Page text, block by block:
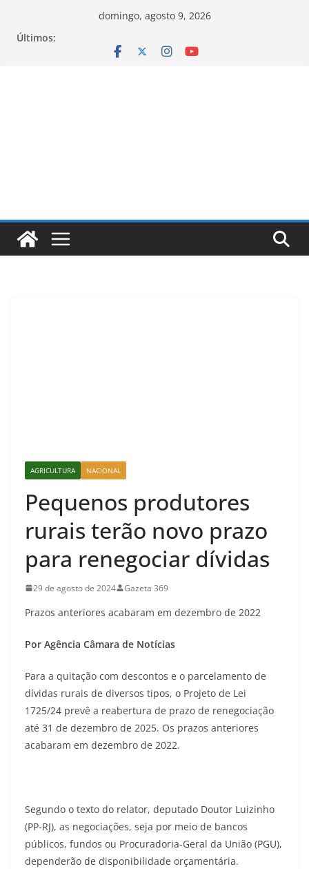
domingo, agosto 9, 2026
Últimos:
AGRICULTURA NACIONAL
Pequenos produtores
rurais terão novo prazo
para renegociar dívidas
29 de agosto de 2024 Gazeta 369
Prazos anteriores acabaram em dezembro de 2022
Por Agência Câmara de Notícias
Para a quitação com descontos e o parcelamento de
dívidas rurais de diversos tipos, o Projeto de Lei
1725/24 prevê a reabertura de prazo de renegociação
até 31 de dezembro de 2025. Os prazos anteriores
acabaram em dezembro de 2022.
Segundo o texto do relator, deputado Doutor Luizinho
(PP-RJ), as negociações, seja por meio de bancos
públicos, fundos ou Procuradoria-Geral da União (PGU),
dependerão de disponibilidade orçamentária.